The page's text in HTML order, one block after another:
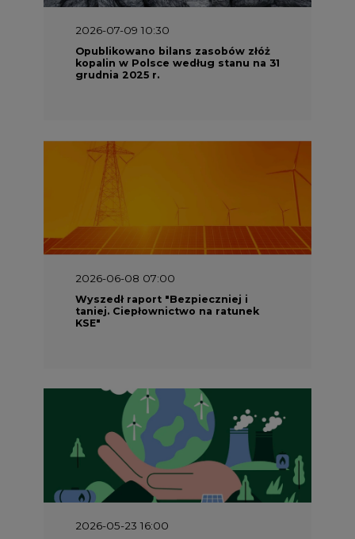
2026-07-09 10:30
Opublikowano bilans zasobów złóż
kopalin w Polsce według stanu na 31
grudnia 2025 r.
2026-06-08 07:00
Wyszedł raport "Bezpieczniej i
taniej. Ciepłownictwo na ratunek
KSE"
2026-05-23 16:00